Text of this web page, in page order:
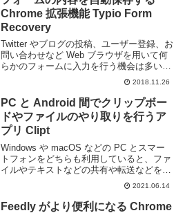
Chrome 拡張機能 Typio Form
Recovery
Twitter やブログの投稿、ユーザー登録、お
問い合わせなど Web ブラウザを用いて何
らかのフォームに入力を行う機会は多いと
思が、その際、Web ブラウザが突然クラ
ッシュしたり操作を間違えてタブを閉じた
りなどしてフォームに入力したテキス...
2018.11.26
PC と Android 間でクリップボー
ドやファイルのやり取りを行うア
プリ Clipt
Windows や macOS などの PC とスマー
トフォンをどちらも利用していると、ファ
イルやテキストなどの共有や転送などを行
う機会は多いと思う。自分もメモ帳替わり
に Google Keep を使ったり、ファイルの
転送には Dropbo...
2021.06.14
Feedly がより便利になる Chrome